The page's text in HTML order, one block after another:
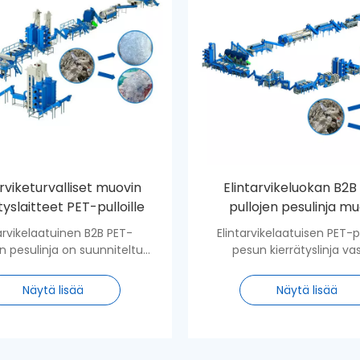
muovin
PET-pulloille
B2B PET-
pesulinja on suunniteltu
PET-pullot puhtaiksi,
hiutaleiksi, jotka
Näytä lisää
Elintarvikeluokan B2B
pullojen pesulinja
Elintarvikelaatuisen PET-
pesun kierrätyslinja
kuten vesipullojen,
puhdistetuiksi ja
Näytä lisää